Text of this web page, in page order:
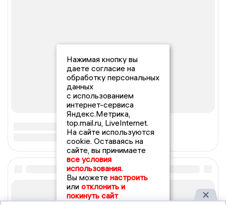
Нажимая кнопку вы
даете согласие на
обработку персональных
данных
с использованием
интернет-сервиса
Яндекс.Метрика,
top.mail.ru, LiveInternet.
На сайте используются
cookie. Оставаясь на
сайте, вы принимаете
все условия
использования.
Вы можете настроить
или отклонить и
покинуть сайт